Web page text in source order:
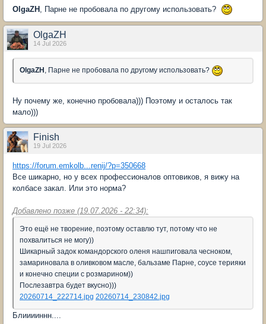
OlgaZH , Парне не пробовала по другому использовать?
OlgaZH
14 Jul 2026
OlgaZH , Парне не пробовала по другому использовать?
Ну почему же, конечно пробовала))) Поэтому и осталось так
мало)))
Finish
19 Jul 2026
https://forum.emkolb...renij/?p=350668
Все шикарно, но у всех профессионалов оптовиков, я вижу на
колбасе закал. Или это норма?
Добавлено позже (19.07.2026 - 22:34):
Это ещё не творение, поэтому оставлю тут, потому что не
похвалиться не могу))
Шикарный задок командорского оленя нашпиговала чесноком,
замариновала в оливковом масле, бальзаме Парне, соусе терияки
и конечно специи с розмарином))
Послезавтра будет вкусно)))
20260714_222714.jpg 20260714_230842.jpg
Блииииннн....